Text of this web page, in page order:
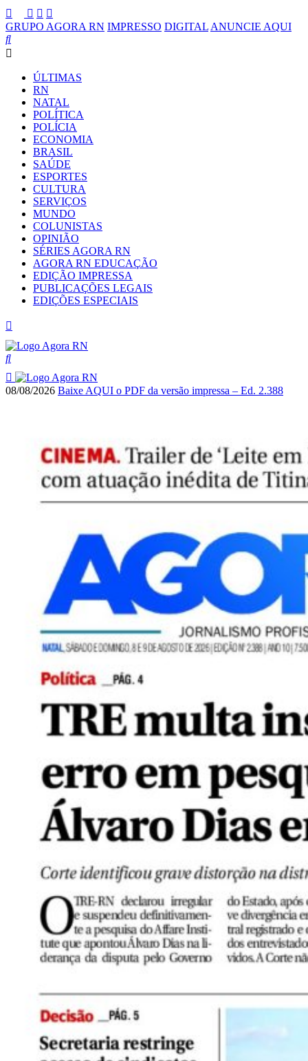
GRUPO AGORA RN IMPRESSO DIGITAL ANUNCIE AQUI
ÚLTIMAS
RN
NATAL
POLÍTICA
POLÍCIA
ECONOMIA
BRASIL
SAÚDE
ESPORTES
CULTURA
SERVIÇOS
MUNDO
COLUNISTAS
OPINIÃO
SÉRIES AGORA RN
AGORA RN EDUCAÇÃO
EDIÇÃO IMPRESSA
PUBLICAÇÕES LEGAIS
EDIÇÕES ESPECIAIS
08/08/2026 Baixe AQUI o PDF da versão impressa – Ed. 2.388